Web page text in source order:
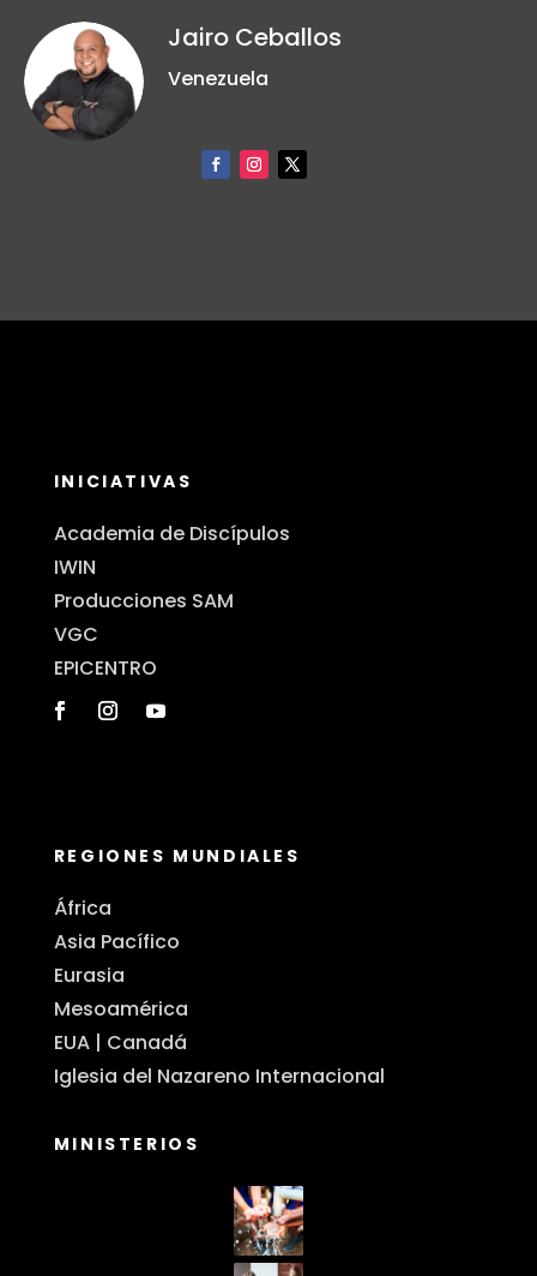
Jairo Ceballos
Venezuela
INICIATIVAS
Academia de Discípulos
IWIN
Producciones SAM
VGC
EPICENTRO
REGIONES MUNDIALES
África
Asia Pacífico
Eurasia
Mesoamérica
EUA | Canadá
Iglesia del Nazareno Internacional
MINISTERIOS